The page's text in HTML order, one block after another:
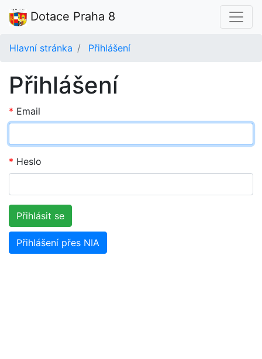
Dotace Praha 8
Hlavní stránka Přihlášení
Přihlášení
Email
Heslo
Přihlášení přes NIA